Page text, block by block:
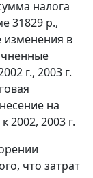
налога
31829 р.,
изменения в
г., 2003 г.
на
2002, 2003 г.
что затрат